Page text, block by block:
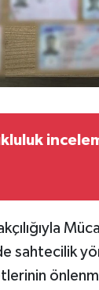
sahtecilik